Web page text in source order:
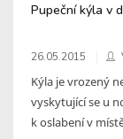
Pupeční kýla v
26.05.2015
Kýla je vrozený
vyskytující se u
k oslabení v